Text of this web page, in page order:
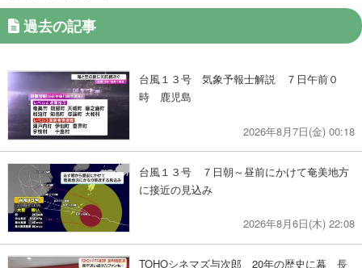
過去の記事
台風１３号 気象予報士解説 ７日午前０
時 鹿児島
2026年8月7日(金) 00:18
台風１３号 ７日朝～昼前にかけて奄美地方
に接近の見込み
2026年8月6日(木) 22:08
TOHOシネマズ与次郎 20年の歴史に幕 長